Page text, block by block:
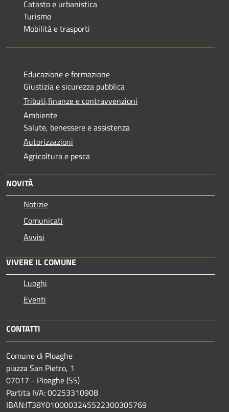
Catasto e urbanistica
Turismo
Mobilità e trasporti
Educazione e formazione
Giustizia e sicurezza pubblica
Tributi,finanze e contravvenzioni
Ambiente
Salute, benessere e assistenza
Autorizzazioni
Agricoltura e pesca
NOVITÀ
Notizie
Comunicati
Avvisi
VIVERE IL COMUNE
Luoghi
Eventi
CONTATTI
Comune di Ploaghe
piazza San Pietro, 1
07017 - Ploaghe (SS)
Partita IVA: 00253310908
IBAN:IT38Y0100003245522300305769